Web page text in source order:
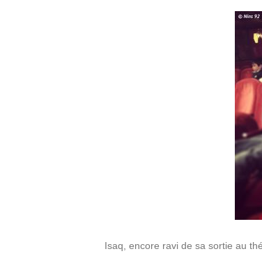
Isaq, encore ravi de sa sortie au